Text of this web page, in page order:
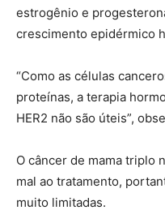
estrogênio e
crescimento epidérmico
“Como as células
proteínas, a terapia
HER2 não são úteis”,
O câncer de mama triplo
mal ao tratamento,
muito limitadas.